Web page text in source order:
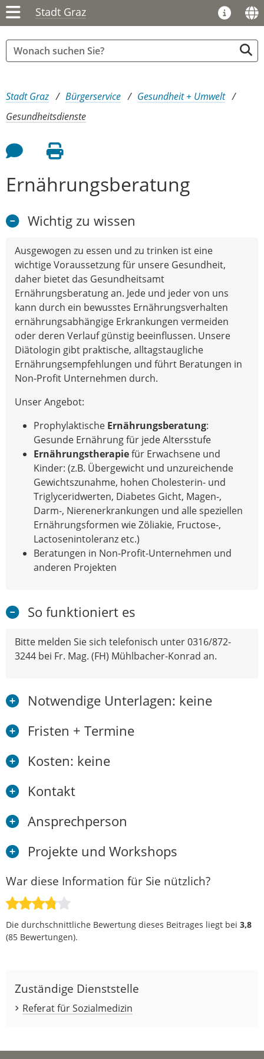
Stadt Graz
Sie sind hier:
Stadt Graz Bürgerservice
Gesundheit + Umwelt
Gesundheitsdienste
Feedback an Autor
Seite drucken
Ernährungsberatung
Wichtig zu wissen
Ausgewogen zu essen und zu trinken ist eine
wichtige Voraussetzung für unsere Gesundheit,
daher bietet das Gesundheitsamt
Ernährungsberatung an. Jede und jeder von uns
kann durch ein bewusstes Ernährungsverhalten
ernährungsabhängige Erkrankungen vermeiden
oder deren Verlauf günstig beeinflussen. Unsere
Diätologin gibt praktische, alltagstaugliche
Ernährungsempfehlungen und führt Beratungen in
Non-Profit Unternehmen durch.
Unser Angebot:
Prophylaktische Ernährungsberatung:
Gesunde Ernährung für jede Altersstufe
Ernährungstherapiefür Erwachsene und
Kinder: (z.B. Übergewicht und unzureichende
Gewichtszunahme, hohen Cholesterin- und
Triglyceridwerten, Diabetes Gicht, Magen-,
Darm-, Nierenerkrankungen und alle speziellen
Ernährungsformen wie Zöliakie, Fructose-,
Lactosenintoleranz etc.)
Beratungen in Non-Profit-Unternehmen und
anderen Projekten
So funktioniert es
Bitte melden Sie sich telefonisch unter 0316/872-
3244 bei Fr. Mag. (FH) Mühlbacher-Konrad an.
Notwendige Unterlagen: keine
Fristen + Termine
Kosten: keine
Kontakt
Ansprechperson
Projekte und Workshops
War diese Information für Sie nützlich?
Die durchschnittliche Bewertung dieses Beitrages liegt bei 3,8
(85 Bewertungen).
Zuständige Dienststelle
Referat für Sozialmedizin